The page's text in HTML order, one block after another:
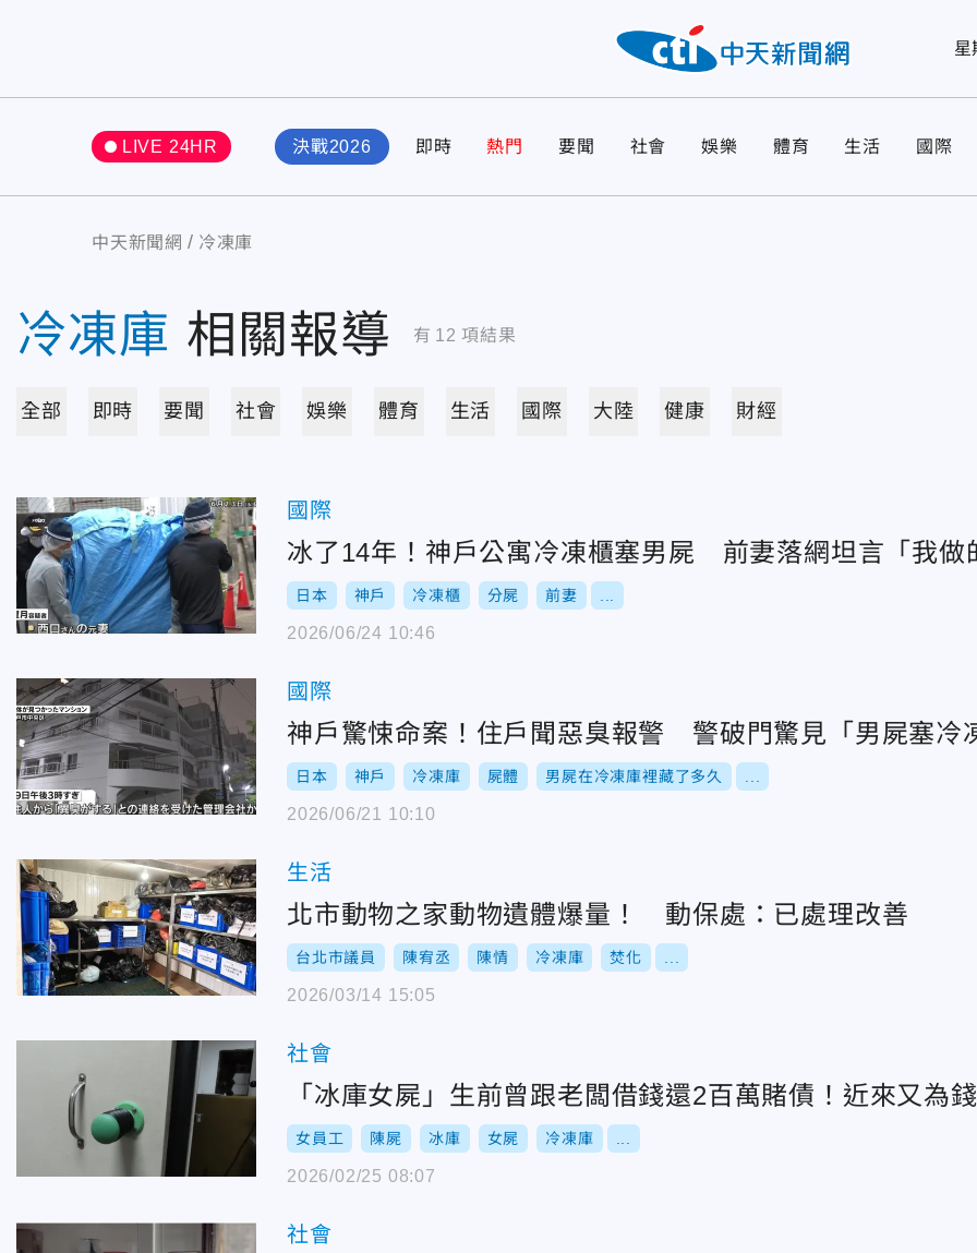
星
LIVE 24HR 決戰2026 即時 熱門 要聞 社會 娛樂 體育 生活 國際
中天新聞網 冷凍庫
冷凍庫 相關報導 有 12 項結果
全部 即時 要聞 社會 娛樂 體育 生活 國際 大陸 健康 財經
國際
冰了14年！神戶公寓冷凍櫃塞男屍 前妻落網坦言「我做
日本 神戶 冷凍櫃 分屍 前妻
2026/06/24 10:46
國際
神戶驚悚命案！住戶聞惡臭報警 警破門驚見「男屍塞冷
日本 神戶 冷凍庫 屍體 男屍在冷凍庫裡藏了多久
2026/06/21 10:10
生活
北市動物之家動物遺體爆量！ 動保處：已處理改善
台北市議員 陳宥丞 陳情 冷凍庫 焚化
2026/03/14 15:05
社會
「冰庫女屍」生前曾跟老闆借錢還2百萬賭債！近來又為
女員工 陳屍 冰庫 女屍 冷凍庫
2026/02/25 08:07
社會